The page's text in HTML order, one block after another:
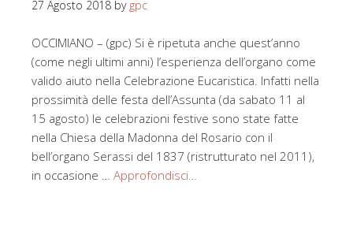
27 Agosto 2018 by gpc
OCCIMIANO – (gpc) Si è ripetuta anche quest’anno
(come negli ultimi anni) l’esperienza dell’organo come
valido aiuto nella Celebrazione Eucaristica. Infatti nella
prossimità delle festa dell’Assunta (da sabato 11 al
15 agosto) le celebrazioni festive sono state fatte
nella Chiesa della Madonna del Rosario con il
bell’organo Serassi del 1837 (ristrutturato nel 2011),
in occasione … Approfondisci…